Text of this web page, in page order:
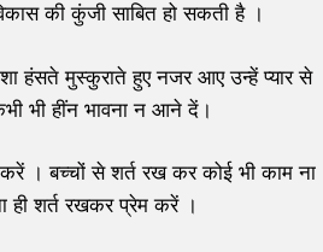
की कुंजी साबित हो सकती है ।
हंसते मुस्कुराते हुए नजर आए उन्हें प्यार से
भी हींन भावना न आने दें।
करें । बच्चों से शर्त रख कर कोई भी काम ना
ही शर्त रखकर प्रेम करें ।